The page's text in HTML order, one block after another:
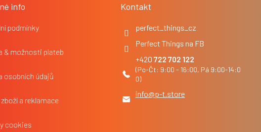
info
podmínky
& možnosti plateb
osobních údajů
a reklamace
cookies
Kontakt
info@p-t.store
722 702 122
Perfect Things na FB
perfect_things_cz